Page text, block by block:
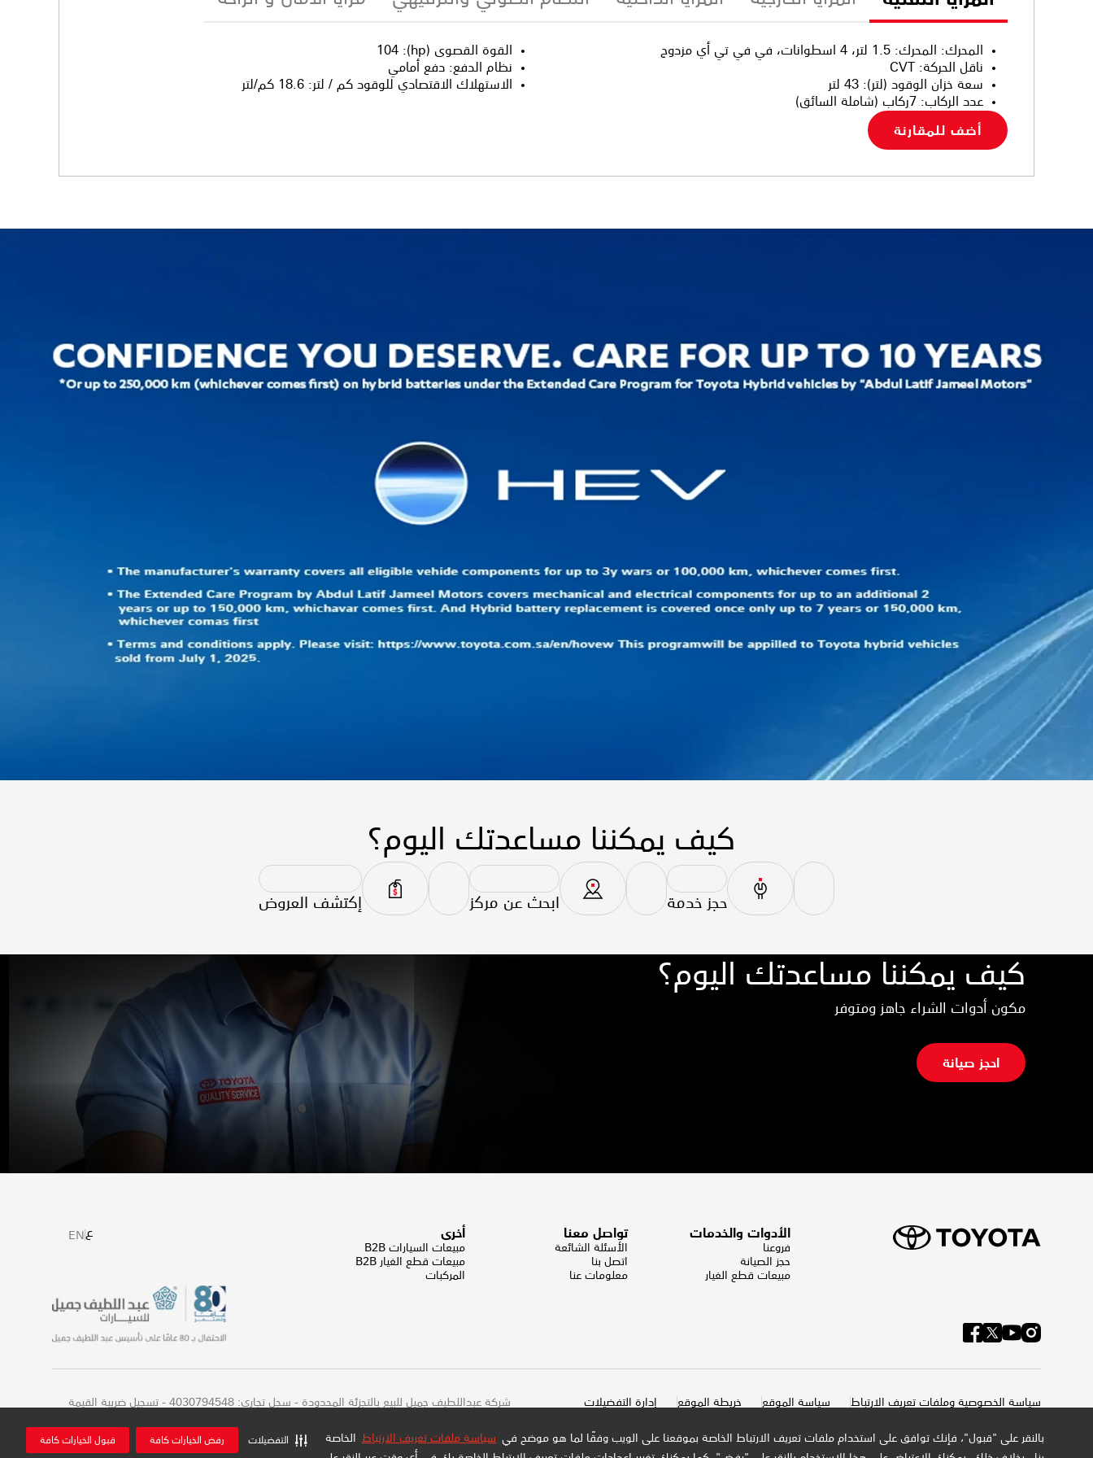
بالنقر على "قبول"، فإنك توافق على استخدام ملفات تعريف الارتباط الخاصة بموقعنا على الويب وفقًا لما هو موضح في سياسة ملفات تعريف الارتباط الخاصة
قبول الخيارات كافة رفض الخيارات كافة التفضيلات
المحرك: المحرك: 1.5 لتر، 4 اسطوانات، في في تي أي مزدوج القوة القصوى (hp) :
104
ناقل الحركة:
CVT نظام الدفع: دفع أمامي
سعة خزان الوقود (لتر): 43 لتر الاستهلاك الاقتصادي للوقود كم / لتر: 18.6 كم/لتر
عدد الركاب: 7ركاب (شاملة السائق)
أضف للمقارنة
كيف يمكننا مساعدتك اليوم؟
حجز خدمة ابحث عن مركز إكتشف العروض
كيف يمكننا مساعدتك اليوم؟
مكون أدوات الشراء جاهز ومتوفر
احجز صيانة
الأدوات والخدمات
فروعنا
حجز الصيانة
مبيعات قطع الغيار
تواصل معنا
الأسئلة الشائعة
اتصل بنا
معلومات عنا
أخرى
مبيعات السيارات B2B
مبيعات قطع الغيار B2B
المركبات
ع EN
سياسة الخصوصية وملفات تعريف الارتباط سياسة الموقع خريطة الموقع إدارة التفضيلات
شركة عبداللطيف جميل للبيع بالتجزئة المحدودة - سجل تجاري: 4030794548 - تسجيل ضريبة القيمة